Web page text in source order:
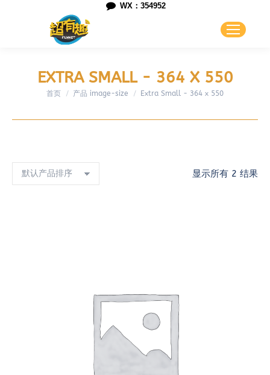
WX：354952
EXTRA SMALL - 364 X 550
您在这里：
首页 产品 image-size Extra Small - 364 x 550
显示所有 2 结果